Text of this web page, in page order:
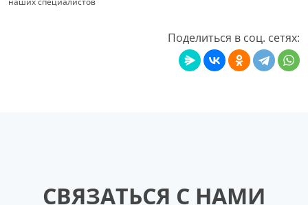
Поделиться в соц. сетях:
СВЯЗАТЬСЯ С НАМИ